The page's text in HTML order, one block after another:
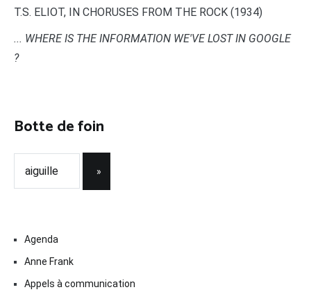
T.S. ELIOT, IN CHORUSES FROM THE ROCK (1934)
... WHERE IS THE INFORMATION WE'VE LOST IN GOOGLE
?
Botte de foin
Agenda
Anne Frank
Appels à communication